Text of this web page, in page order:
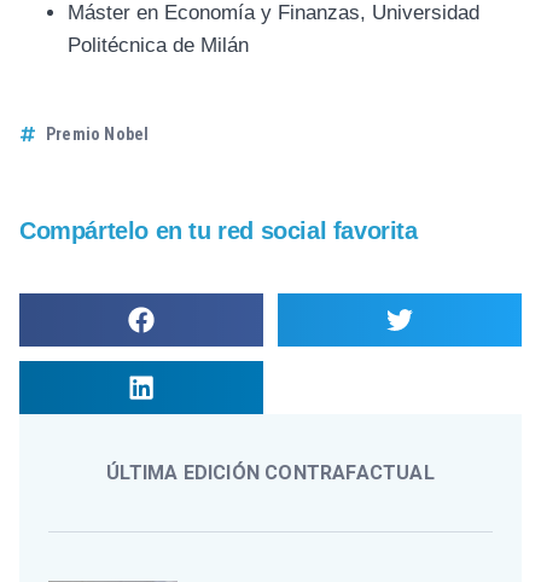
Máster en Economía y Finanzas, Universidad
Politécnica de Milán
Premio Nobel
Compártelo en tu red social favorita
ÚLTIMA EDICIÓN CONTRAFACTUAL